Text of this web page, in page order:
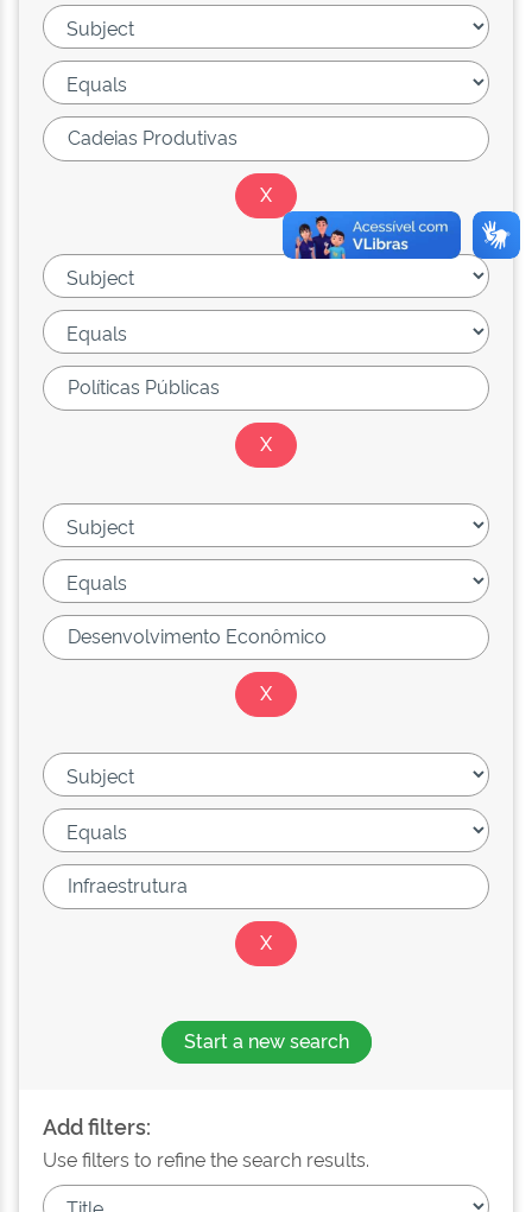
Start a new search
Add filters:
Use filters to refine the search results.